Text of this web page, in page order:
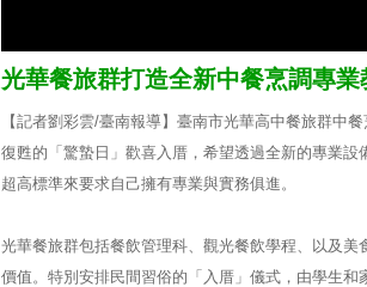
光華餐旅群打造全新中餐烹調專業
【記者劉彩雲/臺南報導】臺南市光華高中餐旅群中
復甦的「驚蟄日」歡喜入厝，希望透過全新的專業
超高標準來要求自己擁有專業與實務俱進。
光華餐旅群包括餐飲管理科、觀光餐飲學程、以及
價值。特別安排民間習俗的「入厝」儀式，由學生